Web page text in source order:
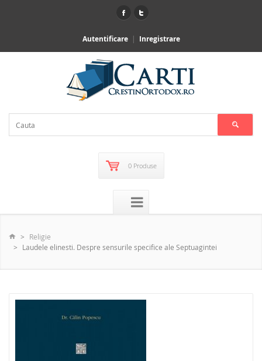
Autentificare Inregistrare
0 Produse
Religie
Laudele elinesti. Despre sensurile specifice ale Septuagintei